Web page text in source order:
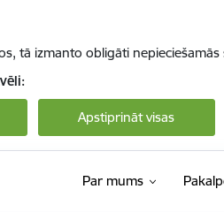
tā izmanto obligāti
Apstiprināt visas
Par mums